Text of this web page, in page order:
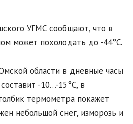
УГМС сообщают, что в
может похолодать до -44°C.
области в дневные часы
-10…-15°C, в
термометра покажет
небольшой снег, изморозь и